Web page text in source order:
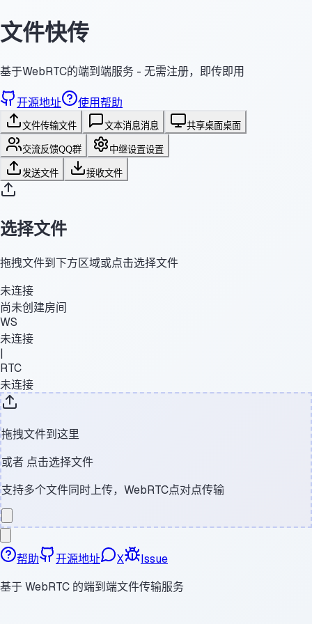
文件快传
基于WebRTC的端到端服务 - 无需注册，即传即用
开源地址 使用帮助
文件传输文件 文本消息消息 共享桌面桌面
交流反馈QQ群 中继设置设置
发送文件 接收文件
选择文件
拖拽文件到下方区域或点击选择文件
未连接
尚未创建房间
WS
未连接
|
RTC
未连接
拖拽文件到这里
或者 点击选择文件
支持多个文件同时上传，WebRTC点对点传输
帮助 开源地址 X
Issue
基于 WebRTC 的端到端文件传输服务